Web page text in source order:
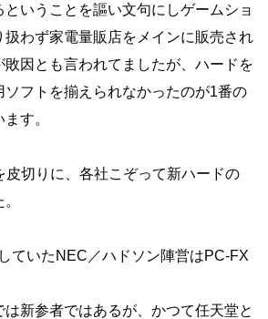
ということを謳い文句にしゲームショ
扱わず家電量販店をメインに販売され
因とも言われてましたが、ハードを
ソフトを揃えられなかったのが1番の
す。
皮切りに、各社こぞって新ハードの
ていたNEC／ハドソン陣営はPC-FX
新参者ではあるが、かつて任天堂と